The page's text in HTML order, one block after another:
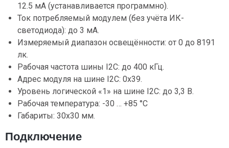
12.5 мА (устанавливается программно).
Ток потребляемый модулем (без учёта ИК-
светодиода): до 3 мА.
Измеряемый диапазон освещённости: от 0 до 8191
лк.
Рабочая частота шины I2C: до 400 кГц.
Адрес модуля на шине I2C: 0x39.
Уровень логической «1» на шине I2C: до 3,3 В.
Рабочая температура: -30 … +85 °C
Габариты: 30x30 мм.
Подключение